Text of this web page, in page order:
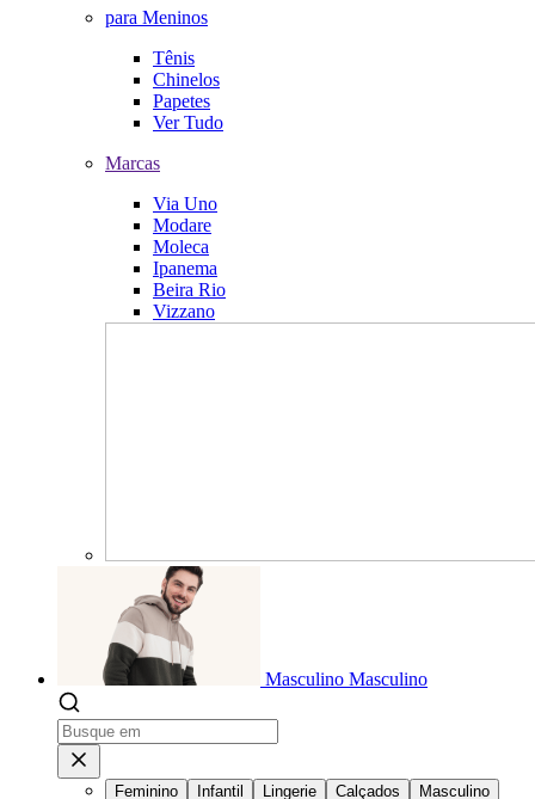
para Meninos
Tênis
Chinelos
Papetes
Ver Tudo
Marcas
Via Uno
Modare
Moleca
Ipanema
Beira Rio
Vizzano
Masculino Masculino
Feminino Infantil Lingerie Calçados
Masculino